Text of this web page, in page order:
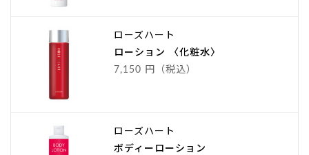
ローズハート
ローション 〈化粧水〉
7,150 円（税込）
ローズハート
ボディーローション